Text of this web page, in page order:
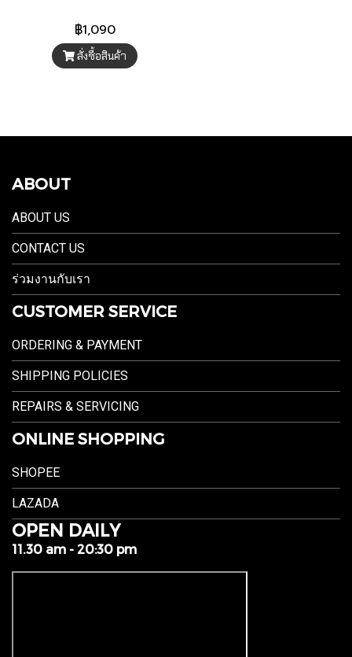
฿1,090
สั่งซื้อสินค้า
ABOUT
ABOUT US
CONTACT US
ร่วมงานกับเรา
CUSTOMER SERVICE
ORDERING & PAYMENT
SHIPPING POLICIES
REPAIRS & SERVICING
ONLINE SHOPPING
SHOPEE
LAZADA
OPEN DAILY
11.30 am - 20:30 pm